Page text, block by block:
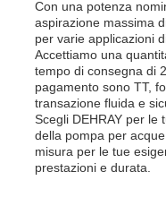
Con una potenza
aspirazione massima
per varie applicazioni
Accettiamo una
tempo di consegna di
pagamento sono TT,
transazione fluida e
Scegli DEHRAY per le
della pompa per
misura per le tue
prestazioni e durata.